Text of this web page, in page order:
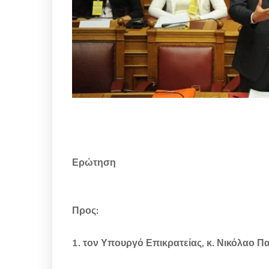
Ερώτηση
Προς:
1. τον Υπουργό Επικρατείας, κ. Νικόλαο